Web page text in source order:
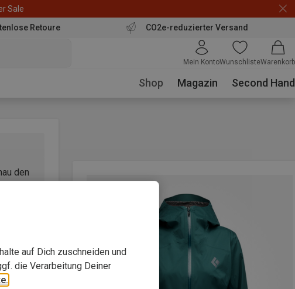
Sale
Retoure CO2e-reduzierter Versand
Mein KontoWunschlisteWarenkorb
Shop Magazin Second Hand
den
auf Dich zuschneiden und
die Verarbeitung Deiner